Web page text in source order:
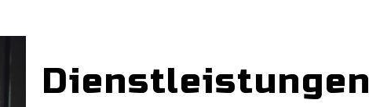
Dienstleistungen